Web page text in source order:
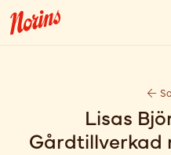
Lisas
Gårdtillverkad